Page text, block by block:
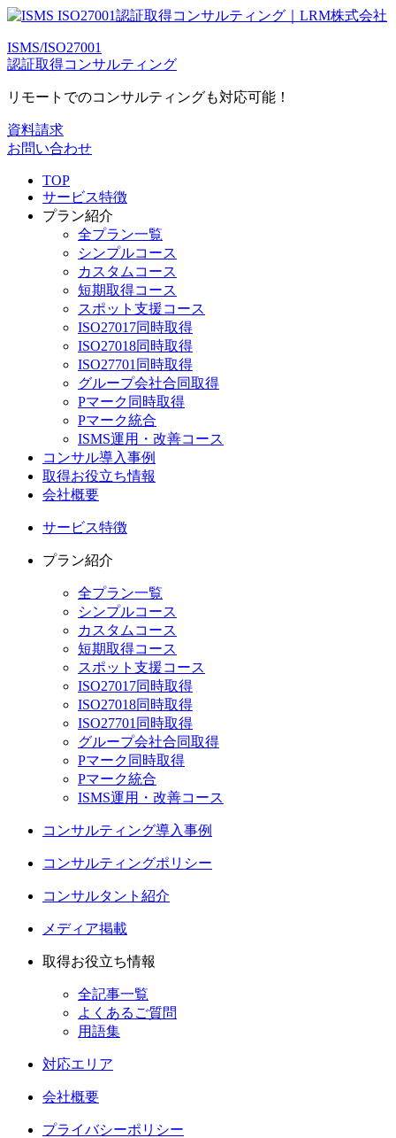
ISMS/ISO27001
認証取得コンサルティング
リモートでのコンサルティングも対応可能！
資料請求
お問い合わせ
TOP
サービス特徴
プラン紹介
全プラン一覧
シンプルコース
カスタムコース
短期取得コース
スポット支援コース
ISO27017同時取得
ISO27018同時取得
ISO27701同時取得
グループ会社合同取得
Pマーク同時取得
Pマーク統合
ISMS運用・改善コース
コンサル導入事例
取得お役立ち情報
会社概要
サービス特徴
プラン紹介
全プラン一覧
シンプルコース
カスタムコース
短期取得コース
スポット支援コース
ISO27017同時取得
ISO27018同時取得
ISO27701同時取得
グループ会社合同取得
Pマーク同時取得
Pマーク統合
ISMS運用・改善コース
コンサルティング導入事例
コンサルティングポリシー
コンサルタント紹介
メディア掲載
取得お役立ち情報
全記事一覧
よくあるご質問
用語集
対応エリア
会社概要
プライバシーポリシー